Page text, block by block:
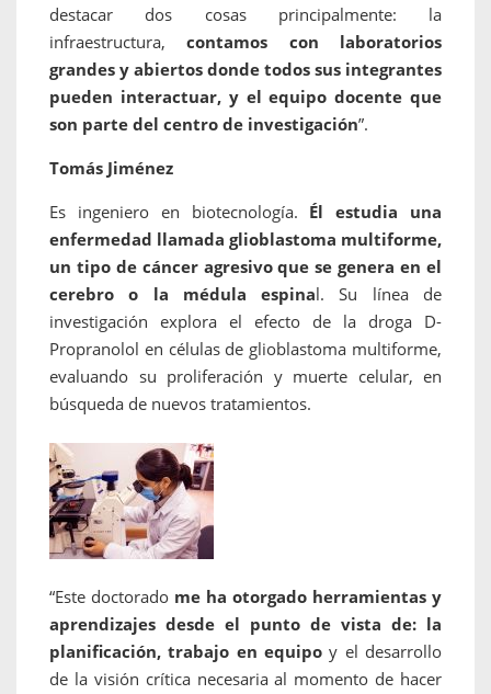
destacar dos cosas principalmente: la
infraestructura, contamos con laboratorios
grandes y abiertos donde todos sus integrantes
pueden interactuar, y el equipo docente que
son parte del centro de investigación”.
Tomás Jiménez
Es ingeniero en biotecnología. Él estudia una
enfermedad llamada glioblastoma multiforme,
un tipo de cáncer agresivo que se genera en el
cerebro o la médula espinal. Su línea de
investigación explora el efecto de la droga D-
Propranolol en células de glioblastoma multiforme,
evaluando su proliferación y muerte celular, en
búsqueda de nuevos tratamientos.
“Este doctorado me ha otorgado herramientas y
aprendizajes desde el punto de vista de: la
planificación, trabajo en equipo y el desarrollo
de la visión crítica necesaria al momento de hacer